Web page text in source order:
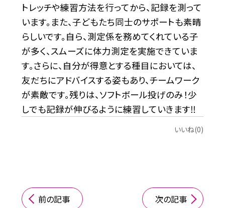
トレッチや練習方法を行ってから、記録を測って
います。また、子どもたち同士のサポートも素晴
らしいです。自ら、測定係を務めてくれている子
が多く、スムーズに体力測定を実施できていま
す。さらに、自分が得意とする種目においては、
友だちにアドバイスする姿もあり、チームワーク
が素敵です。残りは、ソフトボール投げのみ！少
しでも記録が伸びるように練習していきます‼
いいね(0)
前の記事 次の記事